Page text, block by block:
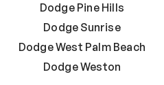
Dodge Pine Hills
Dodge Sunrise
Dodge West Palm Beach
Dodge Weston